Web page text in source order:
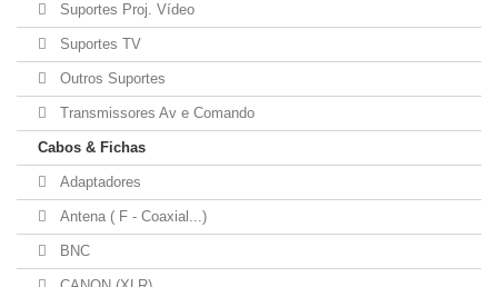
Suportes Proj. Vídeo
Suportes TV
Outros Suportes
Transmissores Av e Comando
Cabos & Fichas
Adaptadores
Antena ( F - Coaxial...)
BNC